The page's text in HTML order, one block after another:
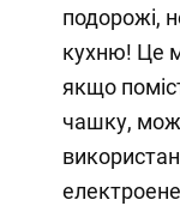
подорожі,
кухню! Це
якщо
чашку,